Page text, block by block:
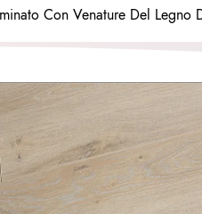
Con Venature Del Legno